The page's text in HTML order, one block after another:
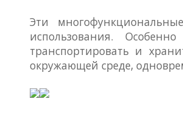
Эти
использования.
транспортировать и
окружающей среде,